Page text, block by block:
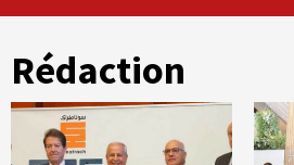
Rédaction